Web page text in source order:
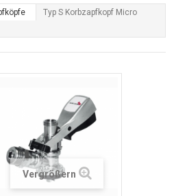
Typ S Korbzapfkopf Micro
Vergrößern